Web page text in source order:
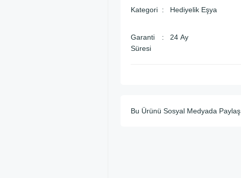
Kategori Hediyelik Eşya
Garanti
Süresi
24 Ay
Bu Ürünü Sosyal Medyada Paylaş